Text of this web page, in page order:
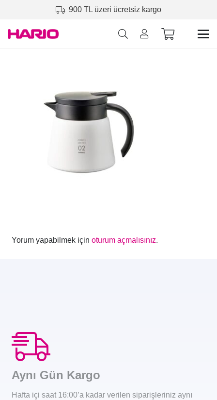
900 TL üzeri ücretsiz kargo
Yorum yapabilmek için oturum açmalısınız.
Aynı Gün Kargo
Hafta içi saat 16:00’a kadar verilen siparişleriniz aynı